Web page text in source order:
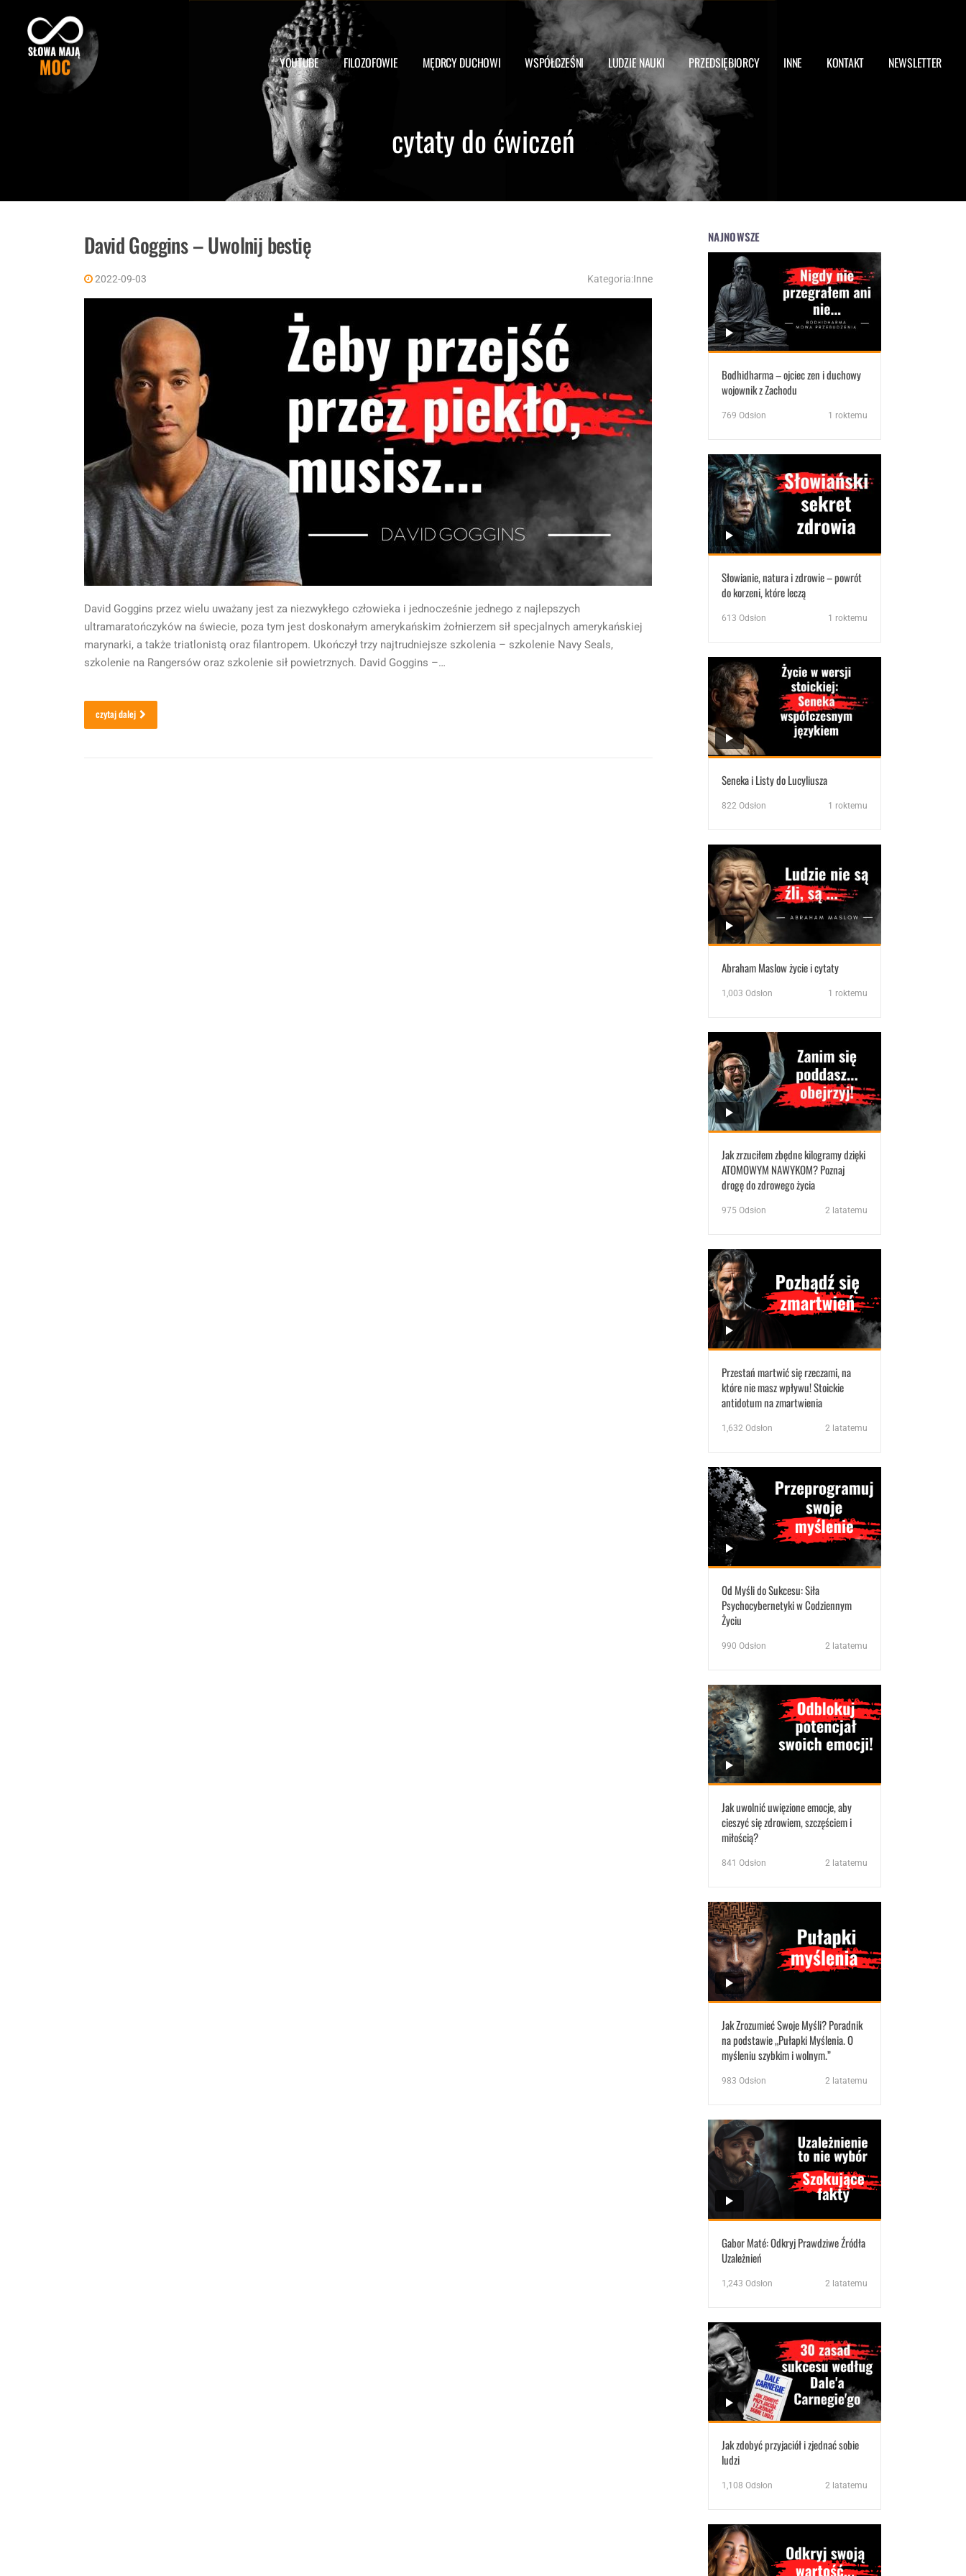
content
YOUTUBE FILOZOFOWIE MĘDRCY DUCHOWI WSPÓŁCZEŚNI LUDZIE NAUKI PRZEDSIĘBIORCY INNE KONTAKT NEWSLETTER
cytaty do ćwiczeń
David Goggins – Uwolnij bestię
2022-09-03 Kategoria:Inne
David Goggins przez wielu uważany jest za niezwykłego człowieka i jednocześnie jednego z najlepszych
ultramaratończyków na świecie, poza tym jest doskonałym amerykańskim żołnierzem sił specjalnych amerykańskiej
marynarki, a także triatlonistą oraz filantropem. Ukończył trzy najtrudniejsze szkolenia – szkolenie Navy Seals,
szkolenie na Rangersów oraz szkolenie sił powietrznych. David Goggins –…
czytaj dalej
NAJNOWSZE
Bodhidharma – ojciec zen i duchowy
wojownik z Zachodu
769 Odsłon 1 roktemu
Słowianie, natura i zdrowie – powrót
do korzeni, które leczą
613 Odsłon 1 roktemu
Seneka i Listy do Lucyliusza
822 Odsłon 1 roktemu
Abraham Maslow życie i cytaty
1,003 Odsłon 1 roktemu
Jak zrzuciłem zbędne kilogramy dzięki
ATOMOWYM NAWYKOM? Poznaj
drogę do zdrowego życia
975 Odsłon 2 latatemu
Przestań martwić się rzeczami, na
które nie masz wpływu! Stoickie
antidotum na zmartwienia
1,632 Odsłon 2 latatemu
Od Myśli do Sukcesu: Siła
Psychocybernetyki w Codziennym
Życiu
990 Odsłon 2 latatemu
Jak uwolnić uwięzione emocje, aby
cieszyć się zdrowiem, szczęściem i
miłością?
841 Odsłon 2 latatemu
Jak Zrozumieć Swoje Myśli? Poradnik
na podstawie „Pułapki Myślenia. O
myśleniu szybkim i wolnym.”
983 Odsłon 2 latatemu
Gabor Maté: Odkryj Prawdziwe Źródła
Uzależnień
1,243 Odsłon 2 latatemu
Jak zdobyć przyjaciół i zjednać sobie
ludzi
1,108 Odsłon 2 latatemu